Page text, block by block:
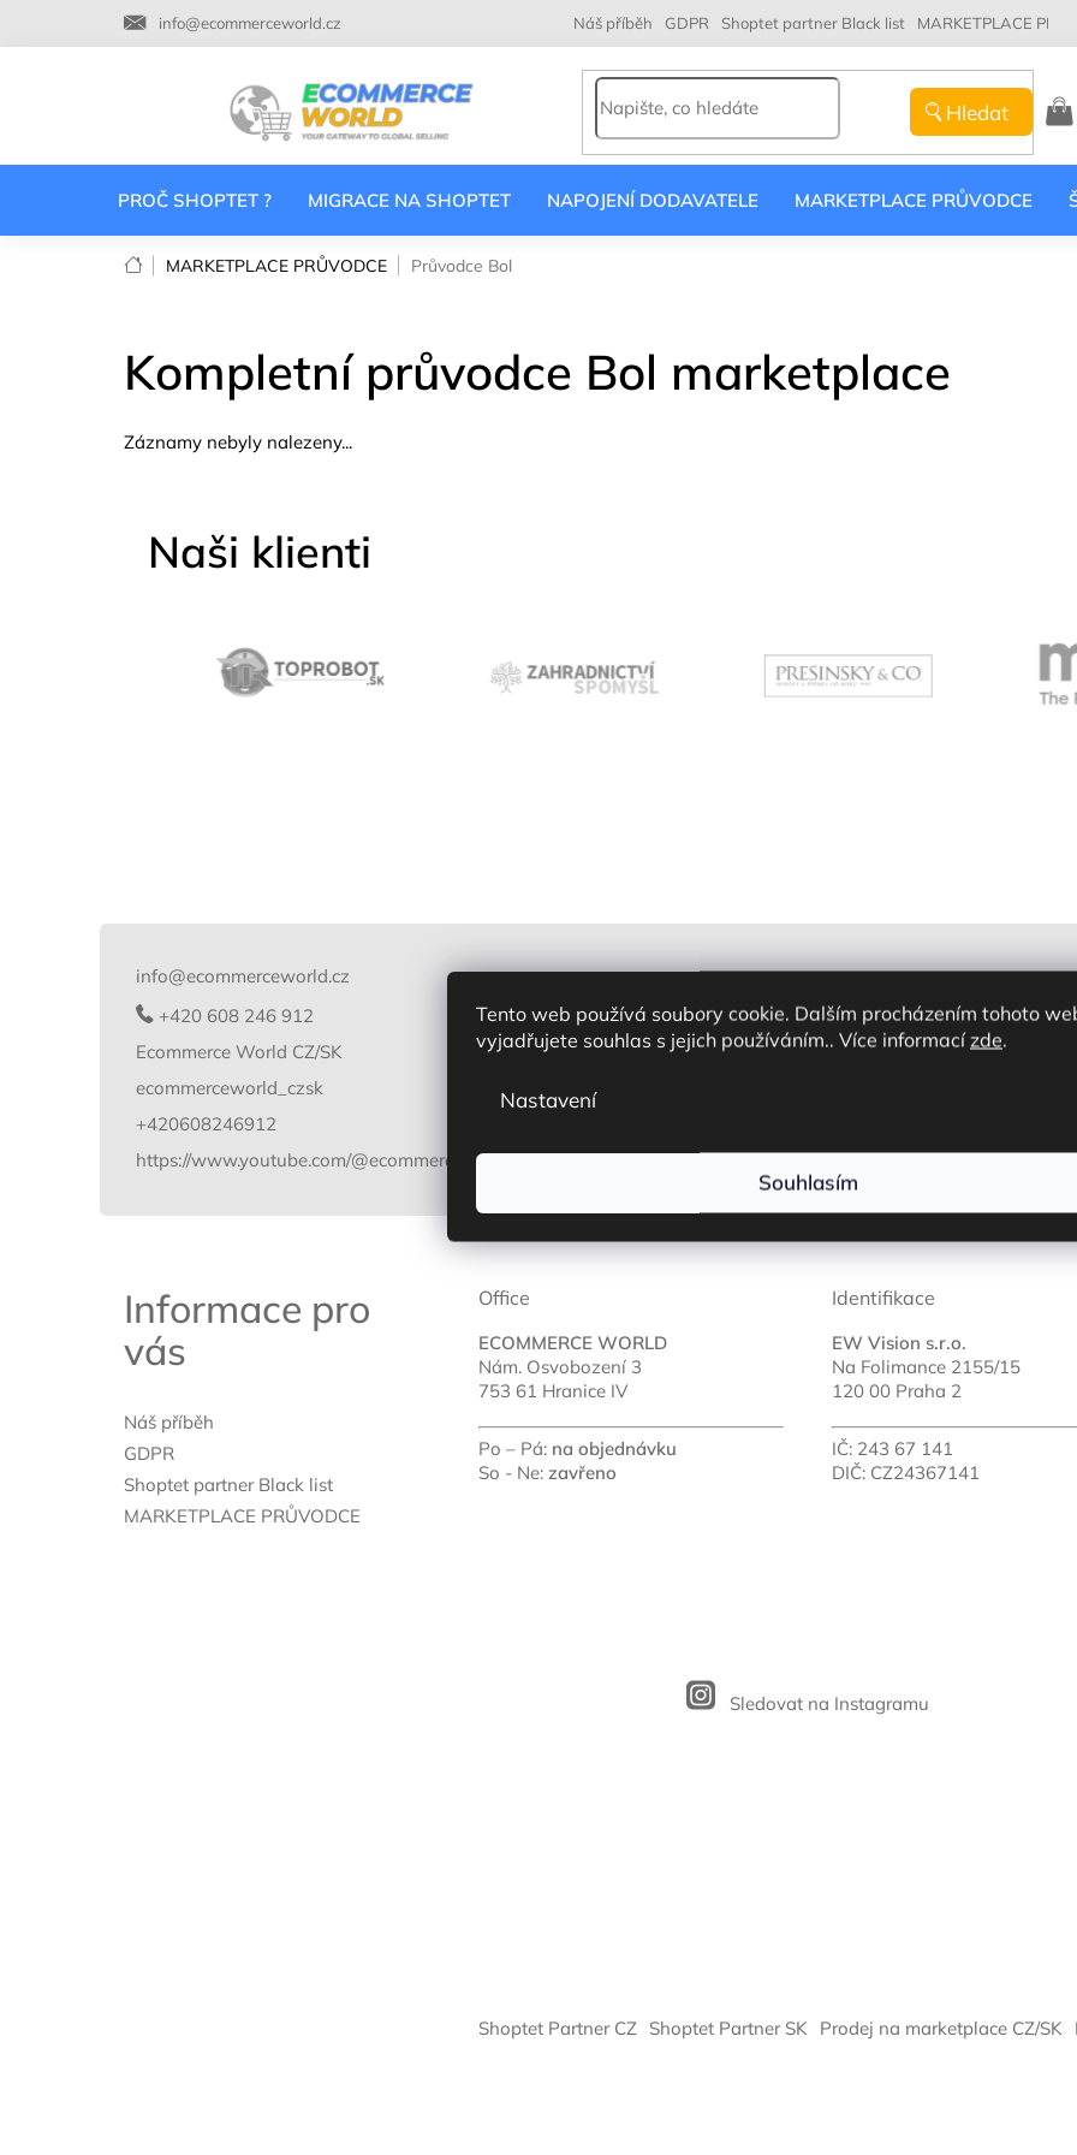
Tento web používá soubory cookie. Dalším procházením tohoto
vyjadřujete souhlas s jejich používáním.. Více informací zde.
Nastavení
Souhlasím
info@ecommerceworld.cz Náš příběh GDPR Shoptet partner Black list MARKETPLACE
Hledat
PROČ SHOPTET ? MIGRACE NA SHOPTET NAPOJENÍ DODAVATELE MARKETPLACE PRŮVODCE
DomůMARKETPLACE PRŮVODCE Průvodce Bol
Kompletní průvodce Bol marketplace
Záznamy nebyly nalezeny...
Naši klienti
info@ecommerceworld.cz
+420 608 246 912
Ecommerce World CZ/SK
ecommerceworld_czsk
+420608246912
https://www.youtube.com/@ecommerceworld_czsk
Informace pro
vás
Náš příběh
GDPR
Shoptet partner Black list
MARKETPLACE PRŮVODCE
Office
ECOMMERCE WORLD
Nám. Osvobození 3
753 61 Hranice IV
Po – Pá: na objednávku
So - Ne: zavřeno
Identifikace
EW Vision s.r.o.
Na Folimance 2155/15
120 00 Praha 2
IČ: 243 67 141
DIČ: CZ24367141
Sledovat na Instagramu
Shoptet Partner CZ Shoptet Partner SK Prodej na marketplace CZ/SK